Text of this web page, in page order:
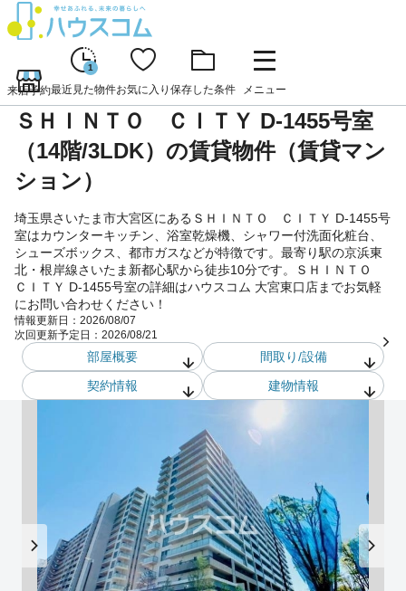
来店予約
1
最近見た物件お気に入り 保存した条件 メニュー
ＳＨＩＮＴＯ ＣＩＴＹ D-1455号室
（14階/3LDK）の賃貸物件（賃貸マン
ション）
埼玉県さいたま市大宮区にあるＳＨＩＮＴＯ ＣＩＴＹ D-1455号
室はカウンターキッチン、浴室乾燥機、シャワー付洗面化粧台、
シューズボックス、都市ガスなどが特徴です。最寄り駅の京浜東
北・根岸線さいたま新都心駅から徒歩10分です。ＳＨＩＮＴＯ
ＣＩＴＹ D-1455号室の詳細はハウスコム 大宮東口店までお気軽
にお問い合わせください！
情報更新日： 2026/08/07
次回更新予定日： 2026/08/21
部屋概要
間取り/設備
契約情報
建物情報